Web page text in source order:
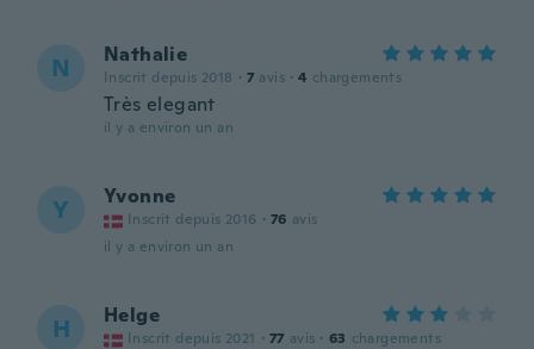
N Nathalie
Inscrit depuis 2018 · 7 avis · 4 chargements
Très elegant
il y a environ un an
Y Yvonne
Inscrit depuis 2016 · 76 avis
il y a environ un an
H Helge
Inscrit depuis 2021 · 77 avis · 63 chargements